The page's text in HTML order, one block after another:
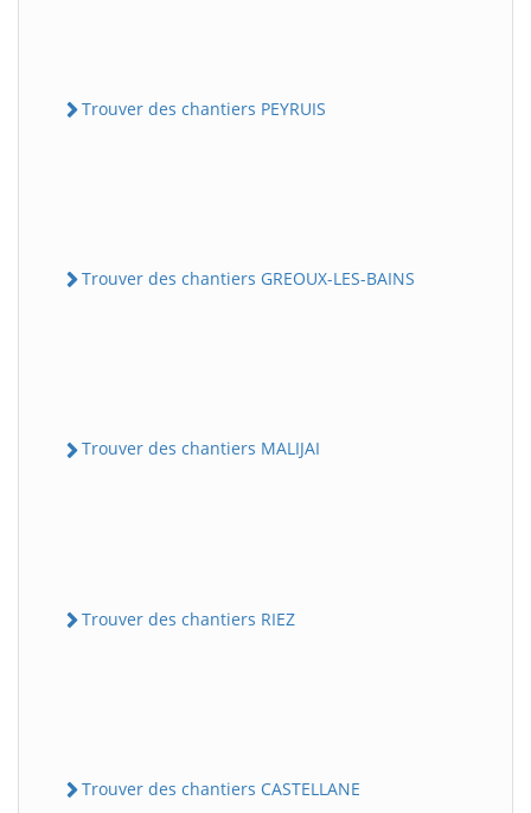
Trouver des chantiers PEYRUIS
Trouver des chantiers GREOUX-LES-BAINS
Trouver des chantiers MALIJAI
Trouver des chantiers RIEZ
Trouver des chantiers CASTELLANE